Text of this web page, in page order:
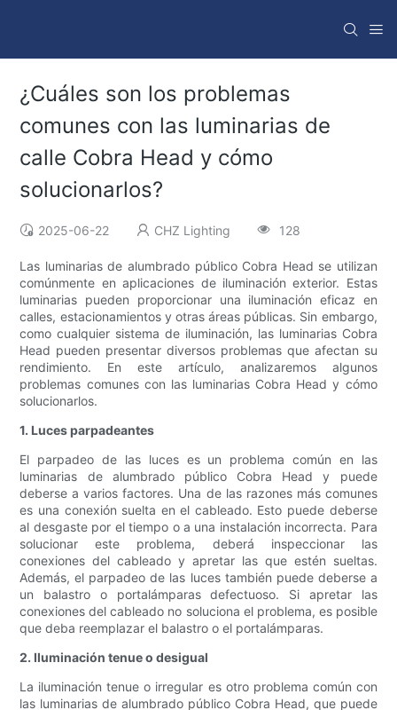
¿Cuáles son los problemas
comunes con las luminarias de
calle Cobra Head y cómo
solucionarlos?
2025-06-22 CHZ Lighting 128
Las luminarias de alumbrado público Cobra Head se utilizan
comúnmente en aplicaciones de iluminación exterior. Estas
luminarias pueden proporcionar una iluminación eficaz en
calles, estacionamientos y otras áreas públicas. Sin embargo,
como cualquier sistema de iluminación, las luminarias Cobra
Head pueden presentar diversos problemas que afectan su
rendimiento. En este artículo, analizaremos algunos
problemas comunes con las luminarias Cobra Head y cómo
solucionarlos.
1. Luces parpadeantes
El parpadeo de las luces es un problema común en las
luminarias de alumbrado público Cobra Head y puede
deberse a varios factores. Una de las razones más comunes
es una conexión suelta en el cableado. Esto puede deberse
al desgaste por el tiempo o a una instalación incorrecta. Para
solucionar este problema, deberá inspeccionar las
conexiones del cableado y apretar las que estén sueltas.
Además, el parpadeo de las luces también puede deberse a
un balastro o portalámparas defectuoso. Si apretar las
conexiones del cableado no soluciona el problema, es posible
que deba reemplazar el balastro o el portalámparas.
2. Iluminación tenue o desigual
La iluminación tenue o irregular es otro problema común con
las luminarias de alumbrado público Cobra Head, que puede